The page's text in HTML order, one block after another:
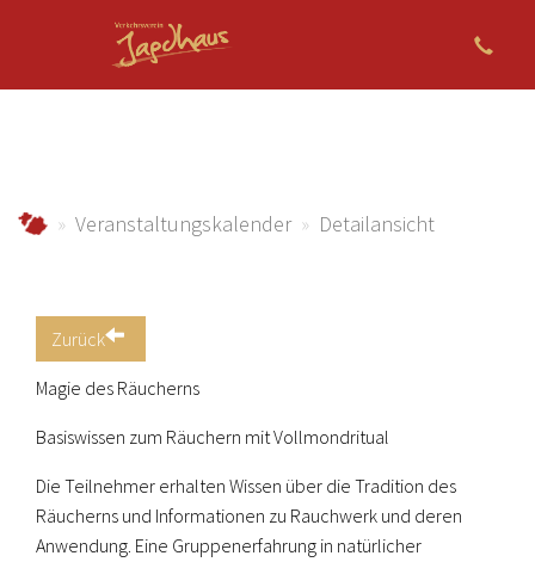
jagdhaus.infoVeranstaltungskalender Detailansicht
Zurück
Magie des Räucherns
Basiswissen zum Räuchern mit Vollmondritual
Die Teilnehmer erhalten Wissen über die Tradition des
Räucherns und Informationen zu Rauchwerk und deren
Anwendung. Eine Gruppenerfahrung in natürlicher